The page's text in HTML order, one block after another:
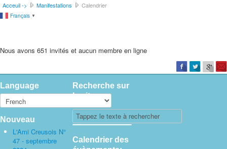
Acceuil -> Manifestations Calendrier
Français ▼
Nous avons 651 invités et aucun membre en ligne
Language
Nouveau
L'Ami Creusois N°
47 - septembre
Recherche sur
le site
Calendrier des